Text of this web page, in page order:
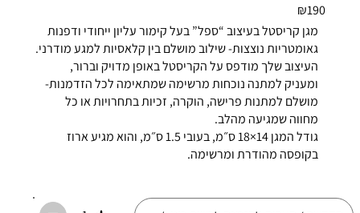
₪190
מגן קריסטל בעיצוב “ספל” בעל קימור עליון ייחודי ודפנות
גאומטריות נוצצות- שילוב מושלם בין קלאסיות למגע מודרני.
העיצוב שלך מודפס על הקריסטל באופן מדויק וברור,
ומעניק למתנה נוכחות מרשימה שמתאימה לכל הזדמנות-
מושלם למתנות פרישה, הוקרה, זכיות בתחרויות או כל
מחווה שמגיעה מהלב.
גודל המגן 14×18 ס״מ, בעובי 1.5 ס״מ, והוא מגיע ארוז
בקופסה מהודרת ומרשימה.